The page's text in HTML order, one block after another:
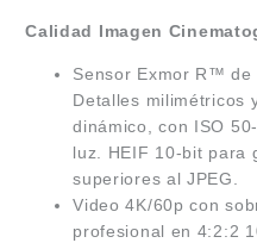
Calidad Imagen
Sensor Exmor R™ de
Detalles milimétricos
dinámico, con ISO
luz. HEIF 10-bit para
superiores al JPEG.
Video 4K/60p con
profesional en 4:2:2